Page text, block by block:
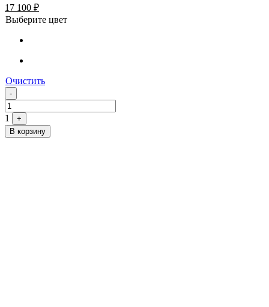
17 100 ₽
Выберите цвет
Очистить
Quantity
-
1
+
В корзину